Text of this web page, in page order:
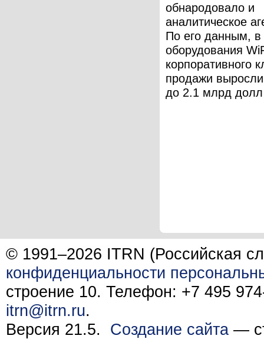
обнародовало и
аналитическое
По его данным, в
оборудования
корпоративного
продажи
до 2.1 млрд
© 1991–2026 ITRN (Российская
конфиденциальности
строение 10. Телефон: +7 495
itrn@itrn.ru.
Версия 21.5. Создание сайта —